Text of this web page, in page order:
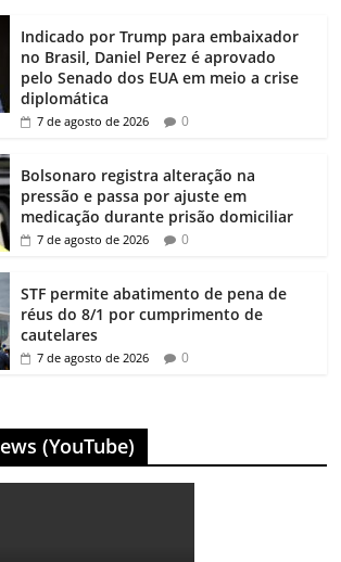
Indicado por Trump para embaixador
no Brasil, Daniel Perez é aprovado
pelo Senado dos EUA em meio a crise
diplomática
7 de agosto de 2026 0
Bolsonaro registra alteração na
pressão e passa por ajuste em
medicação durante prisão domiciliar
7 de agosto de 2026 0
STF permite abatimento de pena de
réus do 8/1 por cumprimento de
cautelares
7 de agosto de 2026 0
(YouTube)